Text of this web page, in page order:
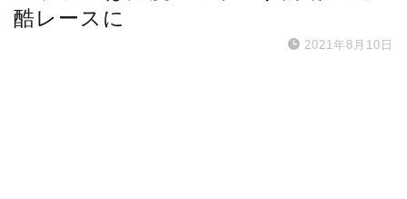
酷レースに
2021年8月10日